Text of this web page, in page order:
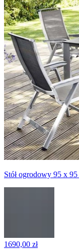
Stół ogrodowy 95 x
1690,00 zł